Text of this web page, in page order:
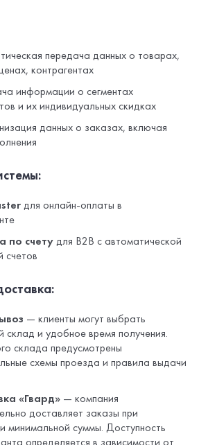
по счету
для B2B с автоматической
и удобное время получения.
схемы проезда и правила выдачи
«Гвард»— компания
доставляет заказы при
определяется в зависимости от
с транспортными
— автоматический расчет
с учетом типа доставки (до
пункта выдачи). В числе
операторов:
(доступен только для B2C)